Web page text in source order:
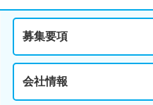
募集要項
会社情報